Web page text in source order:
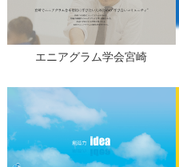
エニアグラム学会宮崎